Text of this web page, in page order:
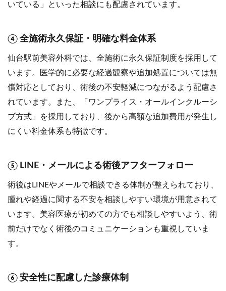
いている」といった相談にも配慮されています。
④ 全施術永久保証・明確な料金体系
仙台駅前美容外科では、全施術に永久保証制度を採用して
います。医学的に必要な経過観察や追加処置については無
償対応としており、術後の不安軽減につながるよう配慮さ
れています。また、「ワンプライス・オールインクルーシ
ブ方式」を採用しており、後から高額な追加費用が発生し
にくい料金体系も特徴です。
⑤ LINE・メールによる術後アフターフォロー
術後はLINEやメールで相談できる体制が整えられており、
腫れや経過に関する不安を相談しやすい環境が用意されて
います。美容医療が初めての方でも相談しやすいよう、術
前だけでなく術後のコミュニケーションも重視していま
す。
⑥ 安全性に配慮した診療体制